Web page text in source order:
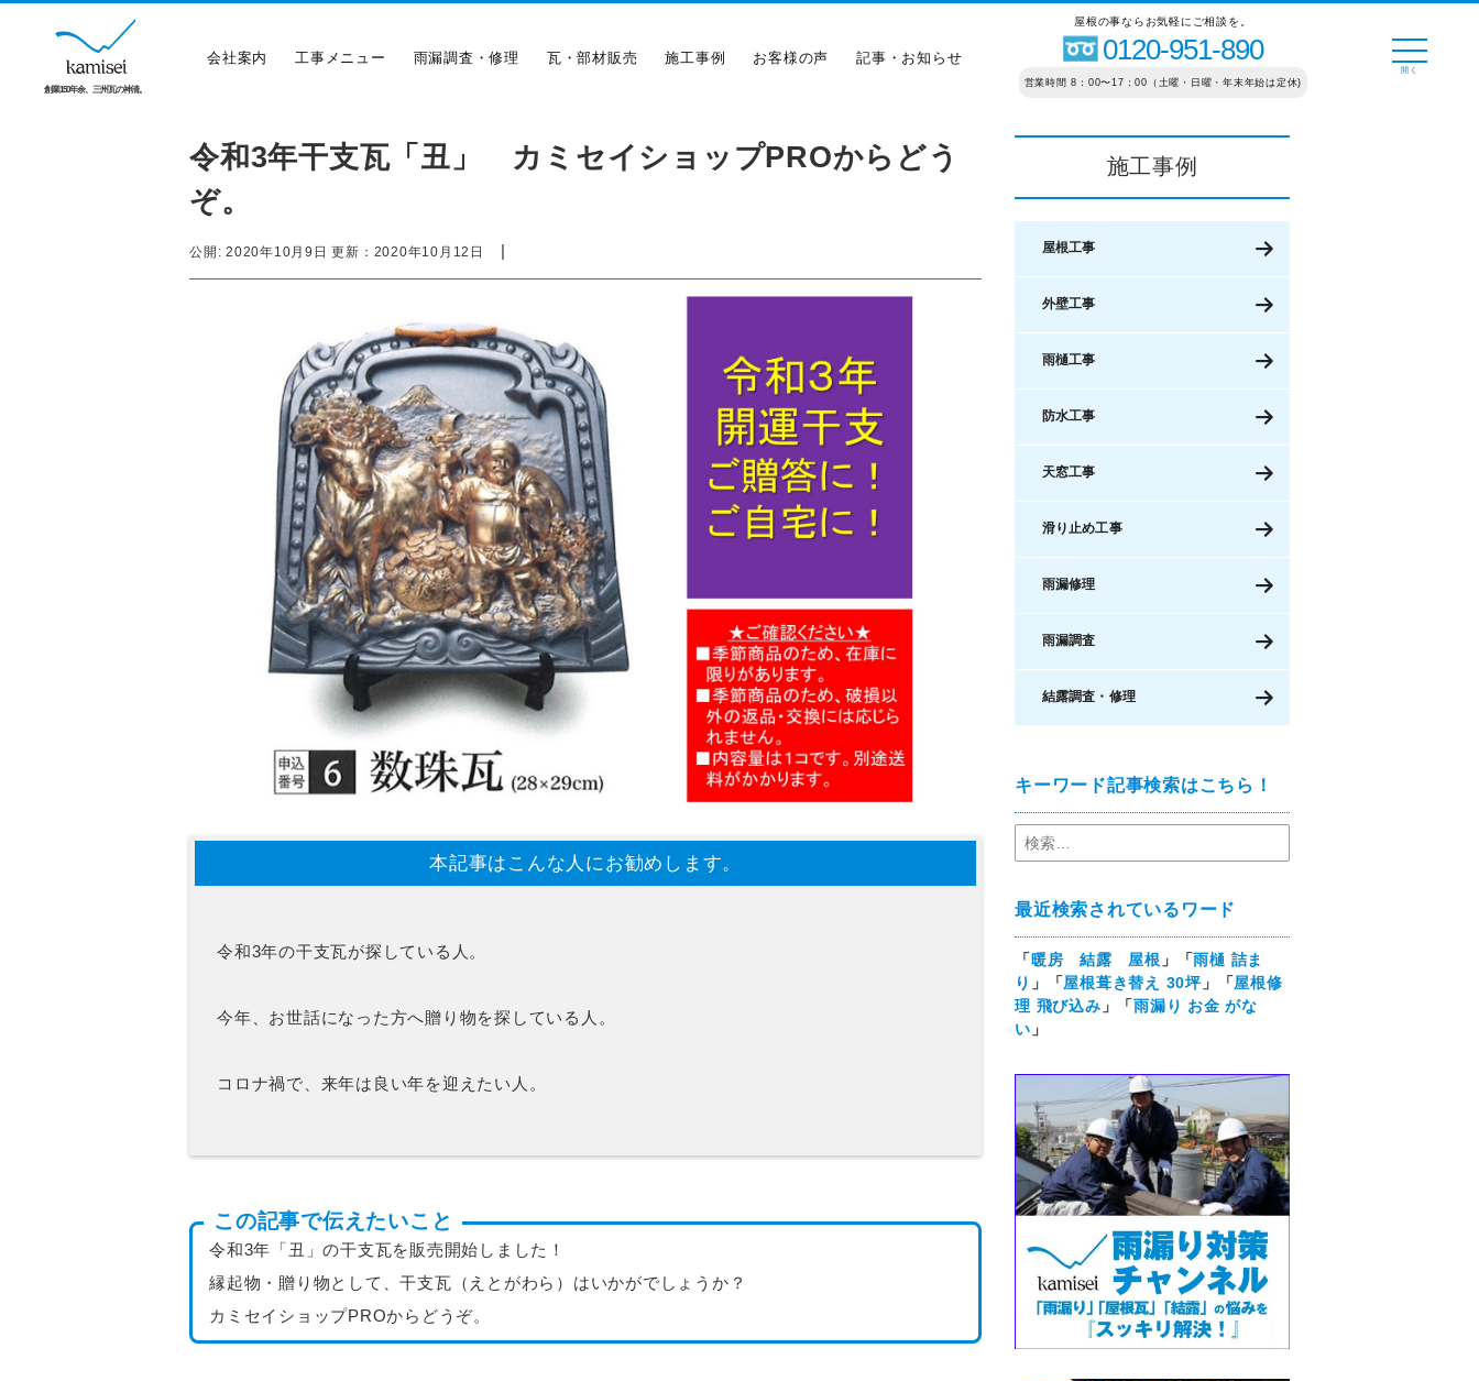
創業150年余、三州瓦の神清。
会社案内 工事メニュー 雨漏調査・修理 瓦・部材販売 施工事例 お客様の声 記事・お知らせ
屋根の事ならお気軽にご相談を。
0120-951-890
営業時間 8：00〜17：00（土曜・日曜・年末年始は定休)
令和3年干支瓦「丑」 カミセイショップPROからどう
ぞ。
公開: 2020年10月9日 更新： 2020年10月12日 |
本記事はこんな人にお勧めします。
令和3年の干支瓦が探している人。
今年、お世話になった方へ贈り物を探している人。
コロナ禍で、来年は良い年を迎えたい人。
この記事で伝えたいこと
令和3年「丑」の干支瓦を販売開始しました！
縁起物・贈り物として、干支瓦（えとがわら）はいかがでしょうか？
カミセイショップPROからどうぞ。
施工事例
屋根工事
外壁工事
雨樋工事
防水工事
天窓工事
滑り止め工事
雨漏修理
雨漏調査
結露調査・修理
キーワード記事検索はこちら！
最近検索されているワード
「暖房 結露 屋根 」「雨樋 詰ま
り 」「屋根葺き替え 30坪」「屋根修
理 飛び込み 」「雨漏り お金 がな
い 」